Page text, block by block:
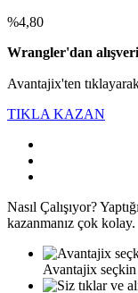
%4,80
Wrangler'dan
Avantajix'ten
TIKLA KAZAN
Nasıl Çalışıyor?
kazanmanız çok kolay.
Avantajix seçkin